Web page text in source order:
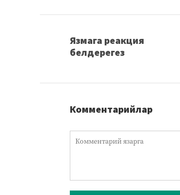
Язмага реакция
белдерегез
Комментарийлар